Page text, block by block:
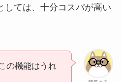
しては、十分コスパが高い
の機能はうれ